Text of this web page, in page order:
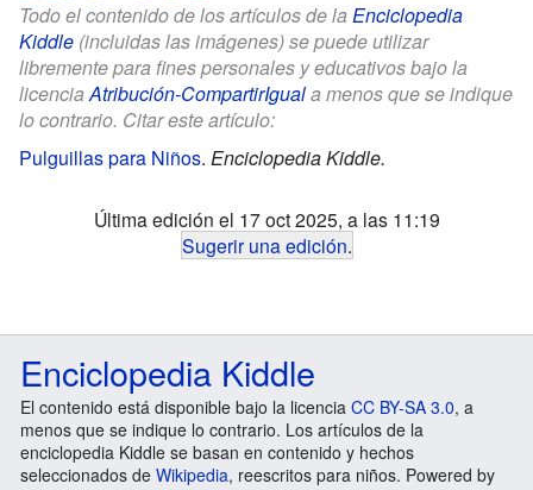
Todo el contenido de los artículos de la Enciclopedia
Kiddle (incluidas las imágenes) se puede utilizar
libremente para fines personales y educativos bajo la
licenciaAtribución-CompartirIguala menos que se indique
lo contrario. Citar este artículo:
Pulguillas para Niños. Enciclopedia Kiddle.
Última edición el 17 oct 2025, a las 11:19
Sugerir una edición.
Enciclopedia Kiddle
El contenido está disponible bajo la licencia CC BY-SA 3.0, a
menos que se indique lo contrario. Los artículos de la
enciclopedia Kiddle se basan en contenido y hechos
seleccionados de Wikipedia, reescritos para niños. Powered by